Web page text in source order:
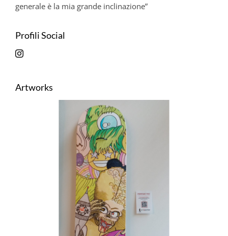
generale è la mia grande inclinazione”
Profili Social
Artworks